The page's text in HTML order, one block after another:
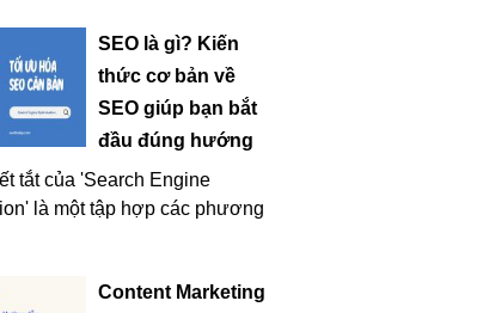
SEO là gì? Kiến
thức cơ bản về
SEO giúp bạn bắt
đầu đúng hướng
tắt của 'Search Engine
là một tập hợp các phương
Content Marketing